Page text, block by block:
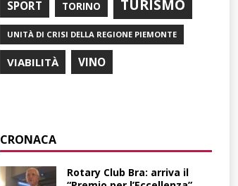
SPORT TORINO TURISMO
UNITÀ DI CRISI DELLA REGIONE PIEMONTE
VIABILITÀ VINO
CRONACA
Rotary Club Bra: arriva il